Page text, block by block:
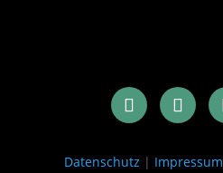
Datenschutz | Impressum